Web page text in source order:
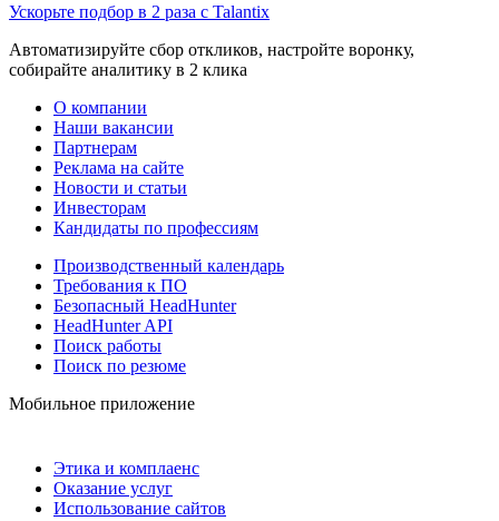
Ускорьте подбор в 2 раза с Talantix
Автоматизируйте сбор откликов, настройте воронку,
собирайте аналитику в 2 клика
О компании
Наши вакансии
Партнерам
Реклама на сайте
Новости и статьи
Инвесторам
Кандидаты по профессиям
Производственный календарь
Требования к ПО
Безопасный HeadHunter
HeadHunter API
Поиск работы
Поиск по резюме
Мобильное приложение
Этика и комплаенс
Оказание услуг
Использование сайтов